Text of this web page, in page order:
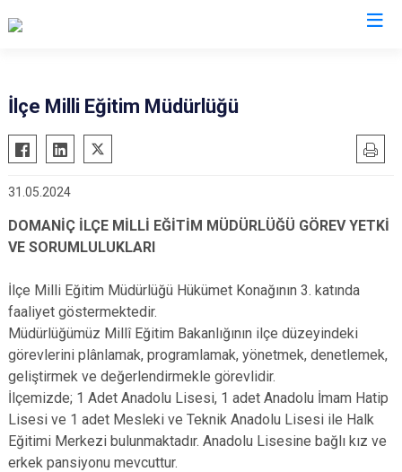
Altıntaş
Aslanapa
Çavdarhisar
Domaniç
Dumlupınar
Emet
Şaphane
Tavşanlı
İlçe Milli Eğitim Müdürlüğü
31.05.2024
DOMANİÇ İLÇE MİLLİ EĞİTİM MÜDÜRLÜĞÜ GÖREV YETKİ
VE SORUMLULUKLARI
İlçe Milli Eğitim Müdürlüğü Hükümet Konağının 3. katında
faaliyet göstermektedir.
Müdürlüğümüz Millî Eğitim Bakanlığının ilçe düzeyindeki
görev­lerini plânlamak, programlamak, yönetmek, denetlemek,
geliştirmek ve değerlendirmekle görevlidir.
İlçemizde; 1 Adet Anadolu Lisesi, 1 adet Anadolu İmam Hatip
Lisesi ve 1 adet Mesleki ve Teknik Anadolu Lisesi ile Halk
Eğitimi Merkezi bulunmaktadır. Anadolu Lisesine bağlı kız ve
erkek pansiyonu mevcuttur.